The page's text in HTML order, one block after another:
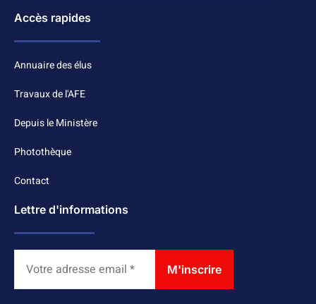
Accès rapides
Annuaire des élus
Travaux de l'AFE
Depuis le Ministère
Photothèque
Contact
Lettre d'informations